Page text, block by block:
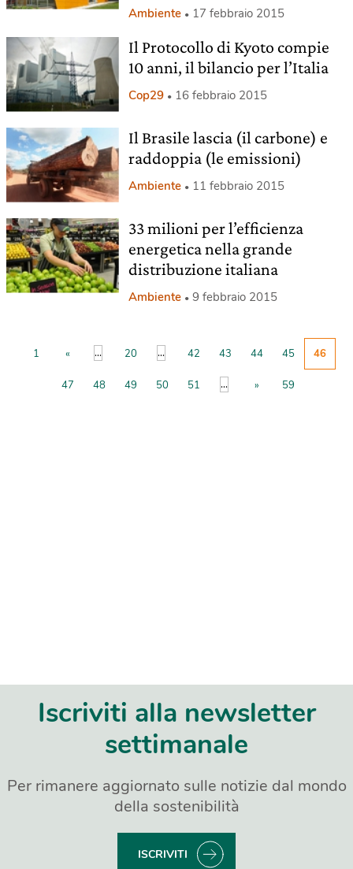
Ambiente 17 febbraio 2015
Il Protocollo di Kyoto compie
10 anni, il bilancio per l’Italia
Cop29 16 febbraio 2015
Il Brasile lascia (il carbone) e
raddoppia (le emissioni)
Ambiente 11 febbraio 2015
33 milioni per l’efficienza
energetica nella grande
distribuzione italiana
Ambiente 9 febbraio 2015
1 « ... 20 ... 42 43 44 45 46
47 48 49 50 51 ... » 59
Iscriviti alla newsletter
settimanale
Per rimanere aggiornato sulle notizie dal mondo
della sostenibilità
ISCRIVITI